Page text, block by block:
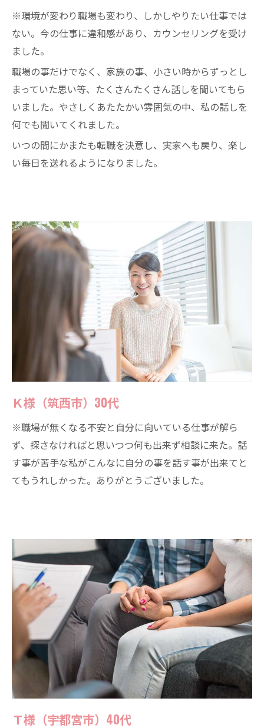
※環境が変わり職場も変わり、しかしやりたい仕事では
ない。今の仕事に違和感があり、カウンセリングを受け
ました。
職場の事だけでなく、家族の事、小さい時からずっとし
まっていた思い等、たくさんたくさん話しを聞いてもら
いました。やさしくあたたかい雰囲気の中、私の話しを
何でも聞いてくれました。
いつの間にかまたも転職を決意し、実家へも戻り、楽し
い毎日を送れるようになりました。
Ｋ様（筑西市）30代
※職場が無くなる不安と自分に向いている仕事が解ら
ず、探さなければと思いつつ何も出来ず相談に来た。話
す事が苦手な私がこんなに自分の事を話す事が出来てと
てもうれしかった。ありがとうございました。
Ｔ様（宇都宮市）40代